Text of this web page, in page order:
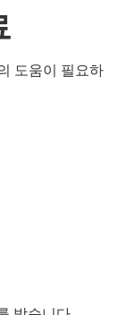
도움이 필요하